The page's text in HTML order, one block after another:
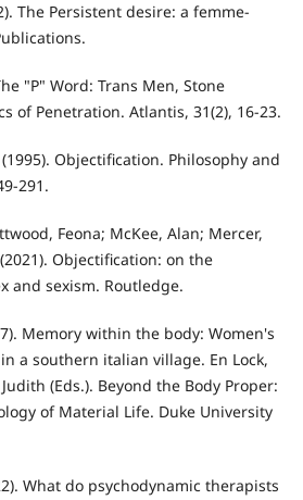
The Persistent desire: a femme-
"P" Word: Trans Men, Stone
of Penetration. Atlantis, 31(2), 16-23.
Objectification. Philosophy and
291.
Feona; McKee, Alan; Mercer,
Objectification: on the
and sexism. Routledge.
Memory within the body: Women's
a southern italian village. En Lock,
(Eds.). Beyond the Body Proper:
of Material Life. Duke University
What do psychodynamic therapists